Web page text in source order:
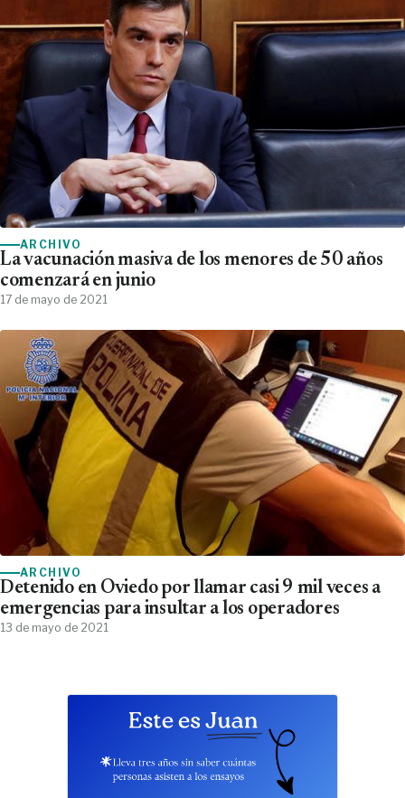
ARCHIVO
La vacunación masiva de los menores de 50 años
comenzará en junio
17 de mayo de 2021
ARCHIVO
Detenido en Oviedo por llamar casi 9 mil veces a
emergencias para insultar a los operadores
13 de mayo de 2021